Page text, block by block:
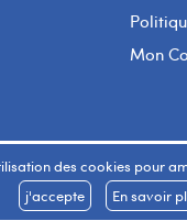
des cookies pour
j'accepte
En savoir
Mon